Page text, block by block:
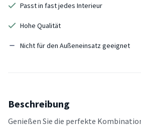
Passt in fast jedes Interieur
Hohe Qualität
Nicht für den Außeneinsatz geeignet
Beschreibung
Genießen Sie die perfekte